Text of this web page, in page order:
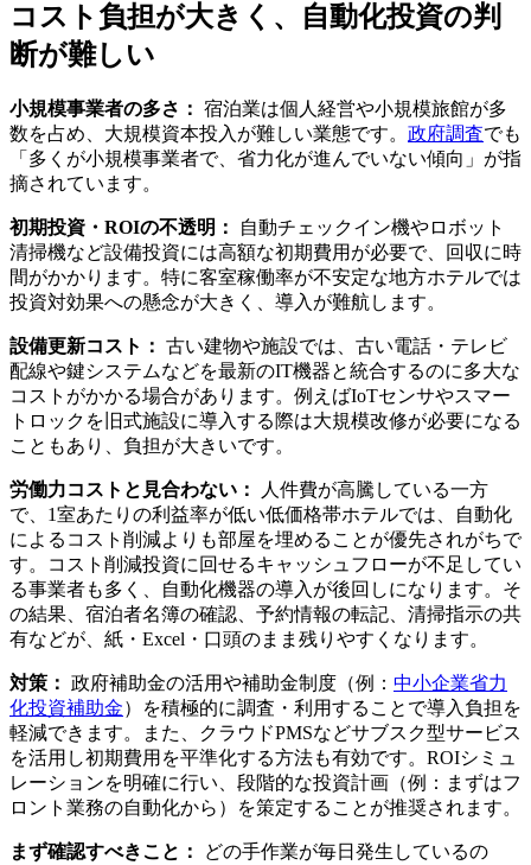
コスト負担が大きく、自動化投資の判
断が難しい
小規模事業者の多さ： 宿泊業は個人経営や小規模旅館が多
数を占め、大規模資本投入が難しい業態です。 政府調査でも
「多くが小規模事業者で、省力化が進んでいない傾向」が指
摘されています。
初期投資・ROIの不透明：
自動チェックイン機やロボット
清掃機など設備投資には高額な初期費用が必要で、回収に時
間がかかります。特に客室稼働率が不安定な地方ホテルでは
投資対効果への懸念が大きく、導入が難航します。
設備更新コスト： 古い建物や施設では、古い電話・テレビ
配線や鍵システムなどを最新のIT機器と統合するのに多大な
コストがかかる場合があります。例えばIoTセンサやスマー
トロックを旧式施設に導入する際は大規模改修が必要になる
こともあり、負担が大きいです。
労働力コストと見合わない：
人件費が高騰している一方
で、1室あたりの利益率が低い低価格帯ホテルでは、自動化
によるコスト削減よりも部屋を埋めることが優先されがちで
す。コスト削減投資に回せるキャッシュフローが不足してい
る事業者も多く、自動化機器の導入が後回しになります。そ
の結果、宿泊者名簿の確認、予約情報の転記、清掃指示の共
有などが、紙・Excel・口頭のまま残りやすくなります。
対策： 政府補助金の活用や補助金制度（例： 中小企業省力
化投資補助金）を積極的に調査・利用することで導入負担を
軽減できます。また、クラウドPMSなどサブスク型サービス
を活用し初期費用を平準化する方法も有効です。ROIシミュ
レーションを明確に行い、段階的な投資計画（例：まずはフ
ロント業務の自動化から）を策定することが推奨されます。
まず確認すべきこと：
どの手作業が毎日発生しているの